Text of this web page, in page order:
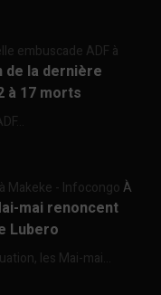
embuscade ADF à
de la dernière
à 17 morts
Makeke - InfocongoÀ
mai renoncent
Lubero
les Mai-mai...